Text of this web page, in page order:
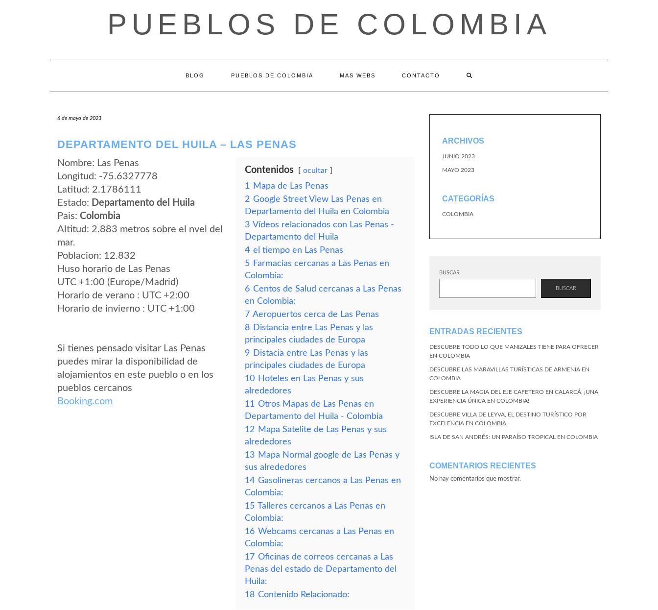
PUEBLOS DE COLOMBIA
BLOG PUEBLOS DE COLOMBIA MAS WEBS CONTACTO
6 de mayo de 2023
DEPARTAMENTO DEL HUILA – LAS PENAS
Nombre: Las Penas
Longitud: -75.6327778
Latitud: 2.1786111
Estado: Departamento del Huila
Pais: Colombia
Altitud: 2.883 metros sobre el nvel del
mar.
Poblacion: 12.832
Huso horario de Las Penas
UTC +1:00 (Europe/Madrid)
Horario de verano : UTC +2:00
Horario de invierno : UTC +1:00
Si tienes pensado visitar Las Penas
puedes mirar la disponibilidad de
alojamientos en este pueblo o en los
pueblos cercanos
Booking.com
Contenidos ocultar
1
Mapa de Las Penas
2 Google Street View Las Penas en
Departamento del Huila en Colombia
3 Vídeos relacionados con Las Penas -
Departamento del Huila
4 el tiempo en Las Penas
5 Farmacias cercanas a Las Penas en
Colombia:
6 Centos de Salud cercanas a Las Penas
en Colombia:
7 Aeropuertos cerca de Las Penas
8 Distancia entre Las Penas y las
principales ciudades de Europa
9 Distacia entre Las Penas y las
principales ciudades de Europa
10 Hoteles en Las Penas y sus
alrededores
11 Otros Mapas de Las Penas en
Departamento del Huila - Colombia
12 Mapa Satelite de Las Penas y sus
alrededores
13 Mapa Normal google de Las Penas y
sus alrededores
14 Gasolineras cercanos a Las Penas en
Colombia:
15 Talleres cercanos a Las Penas en
Colombia:
16 Webcams cercanas a Las Penas en
Colombia:
17 Oficinas de correos cercanas a Las
Penas del estado de Departamento del
Huila:
18 Contenido Relacionado:
ARCHIVOS
JUNIO 2023
MAYO 2023
CATEGORÍAS
COLOMBIA
BUSCAR
BUSCAR
ENTRADAS RECIENTES
DESCUBRE TODO LO QUE MANIZALES TIENE PARA OFRECER
EN COLOMBIA
DESCUBRE LAS MARAVILLAS TURÍSTICAS DE ARMENIA EN
COLOMBIA
DESCUBRE LA MAGIA DEL EJE CAFETERO EN CALARCÁ, ¡UNA
EXPERIENCIA ÚNICA EN COLOMBIA!
DESCUBRE VILLA DE LEYVA, EL DESTINO TURÍSTICO POR
EXCELENCIA EN COLOMBIA
ISLA DE SAN ANDRÉS: UN PARAÍSO TROPICAL EN COLOMBIA
COMENTARIOS RECIENTES
No hay comentarios que mostrar.